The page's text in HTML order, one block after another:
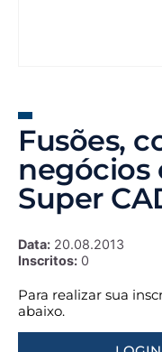
Fusões,
negócios
Super
Data: 20.08.2013
Inscritos: 0
Para realizar sua
abaixo.